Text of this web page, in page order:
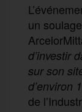
un
d’investir
sur son
d’environ
de